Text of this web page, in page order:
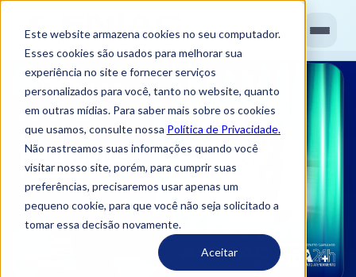
Este website armazena cookies no seu computador.
Esses cookies são usados ​​para melhorar sua
experiência no site e fornecer serviços
personalizados para você, tanto no website, quanto
em outras mídias. Para saber mais sobre os cookies
que usamos, consulte nossa Política de Privacidade.
Não rastreamos suas informações quando você
visitar nosso site, porém, para cumprir suas
preferências, precisaremos usar apenas um
pequeno cookie, para que você não seja solicitado a
tomar essa decisão novamente.
Aceitar